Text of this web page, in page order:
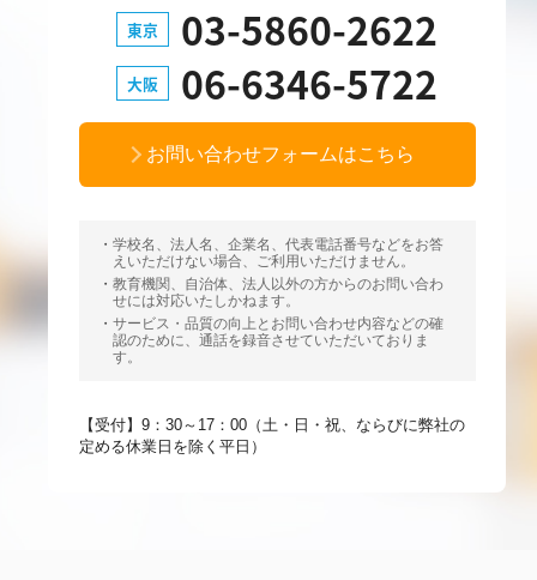
東京 03-5860-2622
大阪 06-6346-5722
お問い合わせフォームはこちら
学校名、法人名、企業名、代表電話番号などをお答
えいただけない場合、ご利用いただけません。
教育機関、自治体、法人以外の方からのお問い合わ
せには対応いたしかねます。
サービス・品質の向上とお問い合わせ内容などの確
認のために、通話を録音させていただいておりま
す。
【受付】9：30～17：00（土・日・祝、ならびに弊社の
定める休業日を除く平日）